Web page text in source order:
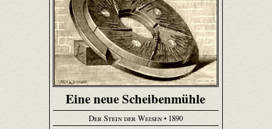
Eine neue Scheibenmühle
Der Stein der Weisen• 1890